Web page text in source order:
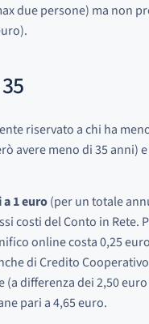
due persone) ma non
riservato a chi ha
avere meno di 35 anni)
1 euro(per un totale
costi del Conto in
online costa 0,25
di Credito
(a differenza dei 2,50
pari a 4,65 euro.